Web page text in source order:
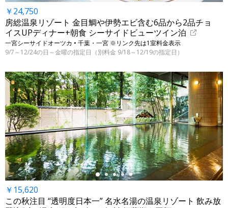
￥24,750
房総温泉リゾート 金目鯛や伊勢エビ含む6品から2品チョ
イスUPディナー+朝食 シーサイドビューツイン泊
一宮シーサイドオーツカ • 千葉・一宮 ※リンク先は1室料金表示
9/7～12/24の日～金曜の指定日（別料金 9/18～12/19の指定日）
←
￥15,620
この秋注目 “透明度日本一” 名水名湯の温泉リゾート 飲み放